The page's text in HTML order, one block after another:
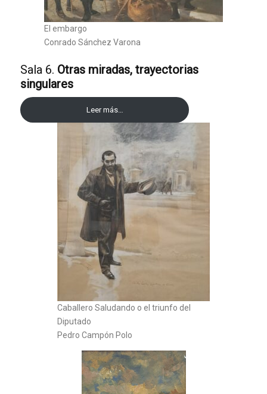
El embargo
Conrado Sánchez Varona
Sala 6. Otras miradas, trayectorias
singulares
Leer más…
Caballero Saludando o el triunfo del
Diputado
Pedro Campón Polo